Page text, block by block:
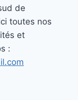
de
toutes nos
et
d'infos :